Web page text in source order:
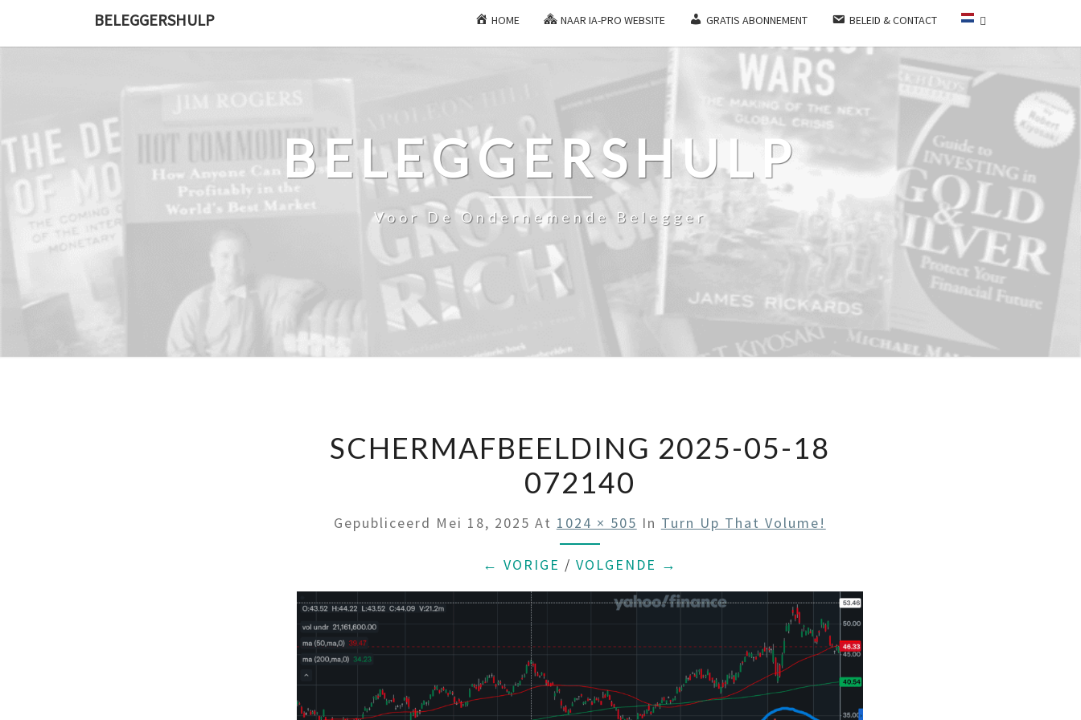
BELEGGERSHULP HOME NAAR IA-PRO WEBSITE GRATIS ABONNEMENT BELEID & CONTACT
BELEGGERSHULP
Voor De Ondernemende Belegger
SCHERMAFBEELDING 2025-05-18
072140
Gepubliceerd Mei 18, 2025 At 1024 × 505 In Turn Up That Volume!
← VORIGE / VOLGENDE →